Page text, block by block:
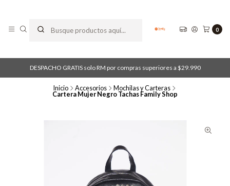
0
DESPACHO GRATIS solo RM por compras superiores a $29.990
Inicio Accesorios Mochilas y Carteras
Cartera Mujer Negro Tachas Family Shop